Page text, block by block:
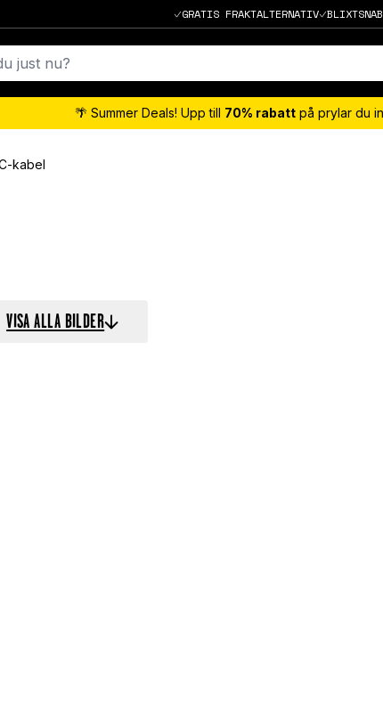
GRATIS FRAKTALTERNATIV
🌴 Summer Deals! Upp till 70% rabatt på prylar du
kabel
VISA ALLA BILDER